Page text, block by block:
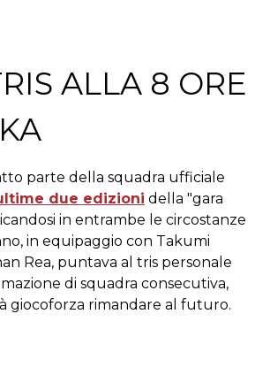
ALLA 8 ORE
parte della squadra ufficiale
due edizioni della "gara
in entrambe le circostanze
in equipaggio con Takumi
Rea, puntava al tris personale
di squadra consecutiva,
giocoforza rimandare al futuro.